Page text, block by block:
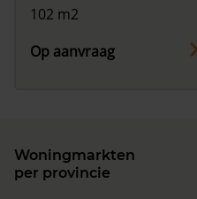
102 m2
Op aanvraag
Woningmarkten
per provincie